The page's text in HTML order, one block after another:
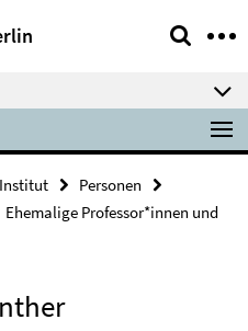
Personen
Ehemalige Professor*innen und